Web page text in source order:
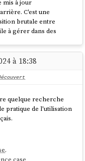
mis à jour
C'est une
brutale entre
à gérer dans des
d'un système de
de service.
:
major change
à 18:38
quelque recherche
pratique de l'utilisation
.